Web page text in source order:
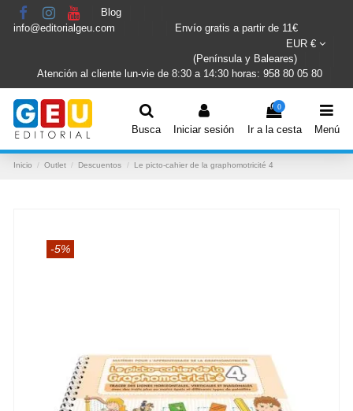
Blog
info@editorialgeu.com
Envío gratis a partir de 11€
EUR €
(Península y Baleares)
Atención al cliente lun-vie de 8:30 a 14:30 horas: 958 80 05 80
Busca Iniciar sesión
0
Ir a la cesta Menú
Inicio Outlet Descuentos Le picto-cahier de la graphomotricité 4
-5%